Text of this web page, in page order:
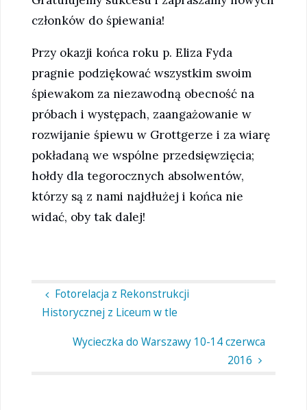
członków do śpiewania!
Przy okazji końca roku p. Eliza Fyda
pragnie podziękować wszystkim swoim
śpiewakom za niezawodną obecność na
próbach i występach, zaangażowanie w
rozwijanie śpiewu w Grottgerze i za wiarę
pokładaną we wspólne przedsięwzięcia;
hołdy dla tegorocznych absolwentów,
którzy są z nami najdłużej i końca nie
widać, oby tak dalej!
Fotorelacja z Rekonstrukcji
Historycznej z Liceum w tle
Wycieczka do Warszawy 10-14 czerwca
2016